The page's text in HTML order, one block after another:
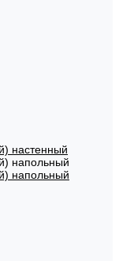
настенный
напольный
напольный